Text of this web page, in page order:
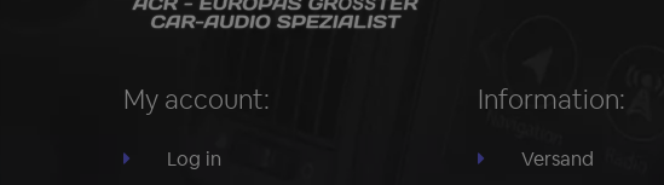
My account:
Log in
Information:
Versand